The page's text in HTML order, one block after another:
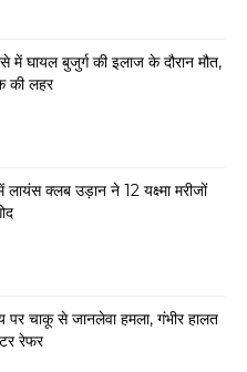
में घायल बुजुर्ग की इलाज के दौरान मौत,
की लहर
लायंस क्लब उड़ान ने 12 यक्ष्मा मरीजों
पर चाकू से जानलेवा हमला, गंभीर हालत
रेफर